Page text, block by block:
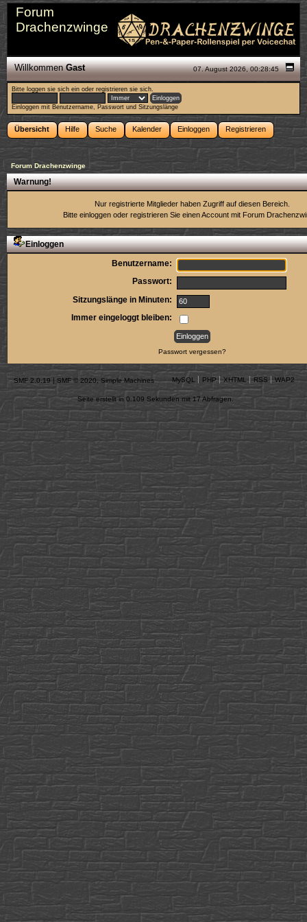
Forum
Drachenzwinge
07. August 2026, 00:28:45
WillkommenGast
Bitte loggen sie sich ein oderregistrieren sie sich.
Einloggen mit Benutzername, Passwort und Sitzungslänge
Übersicht Hilfe Suche Kalender Einloggen Registrieren
Forum Drachenzwinge
Warnung!
Nur registrierte Mitglieder haben Zugriff auf diesen Bereich.
Bitte einloggen oder registrieren Sie einen Account mit Forum
Einloggen
Benutzername:
Passwort:
Sitzungslänge in Minuten:
Immer eingeloggt bleiben:
Passwort vergessen?
SMF 2.0.19 | SMF © 2020 ,Simple Machines MySQL PHP XHTML RSS WAP2
Seite erstellt in 0.109 Sekunden mit 17 Abfragen.